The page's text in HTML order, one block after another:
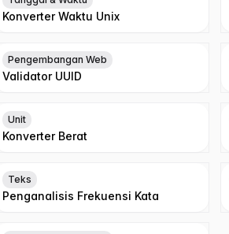
Konverter Waktu Unix
Pengembangan Web
Validator UUID
Unit
Konverter Berat
Teks
Penganalisis Frekuensi Kata